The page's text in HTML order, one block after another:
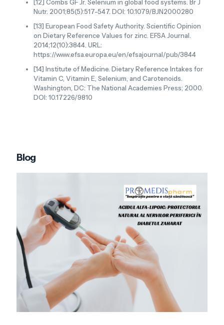
[12] Combs GF Jr. Selenium in global food systems. Br J
Nutr. 2001;85(5):517-547. DOI: 10.1079/BJN2000280
[13] European Food Safety Authority. Scientific Opinion
on Dietary Reference Values for zinc. EFSA Journal.
2014;12(10):3844. URL:
https://www.efsa.europa.eu/en/efsajournal/pub/3844
[14] Institute of Medicine. Dietary Reference Intakes for
Vitamin C, Vitamin E, Selenium, and Carotenoids.
Washington, DC: The National Academies Press; 2000.
DOI: 10.17226/9810
Blog